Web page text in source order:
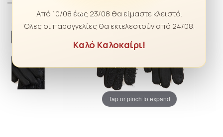
Από 10/08 έως 23/08 θα είμαστε κλειστά.
Όλες οι παραγγελίες θα εκτελεστούν από 24/08.
Καλό Καλοκαίρι!
Tap or pinch to expand